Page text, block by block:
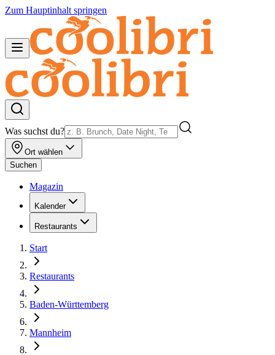
Zum Hauptinhalt springen
Was suchst du?
Ort wählen
Suchen
Magazin
Kalender
Restaurants
Start
Restaurants
Baden-Württemberg
Mannheim